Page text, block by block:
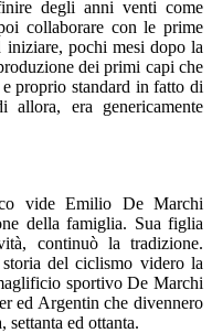
degli anni venti come
collaborare con le prime
iniziare, pochi mesi dopo la
dei primi capi che
proprio standard in fatto di
allora, era genericamente
vide Emilio De Marchi
della famiglia. Sua figlia
continuò la tradizione.
del ciclismo videro la
sportivo De Marchi
ed Argentin che divennero
settanta ed ottanta.